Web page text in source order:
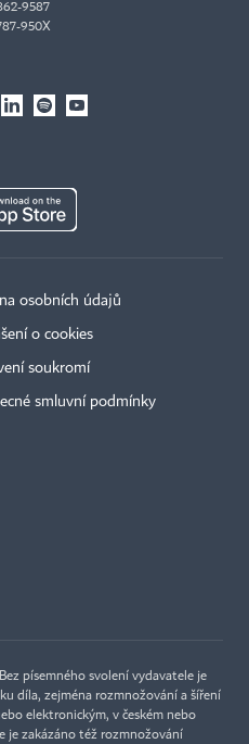
9587
950X
osobních údajů
o cookies
soukromí
smluvní podmínky
písemného svolení vydavatele je
díla, zejména rozmnožování a šíření
elektronickým, v českém nebo
je zakázáno též rozmnožování